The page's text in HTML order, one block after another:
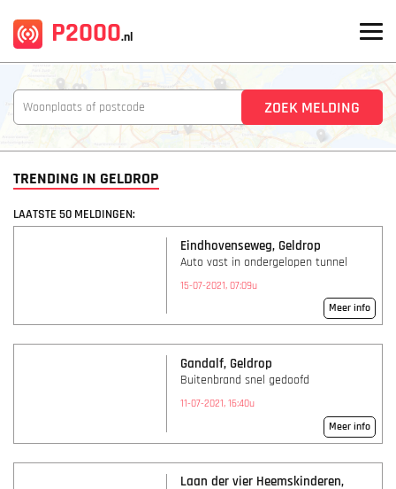
P2000.nl
TRENDING IN GELDROP
LAATSTE 50 MELDINGEN:
Eindhovenseweg, Geldrop
Auto vast in ondergelopen tunnel
15-07-2021, 07:09u
Meer info
Gandalf, Geldrop
Buitenbrand snel gedoofd
11-07-2021, 16:40u
Meer info
Laan der vier Heemskinderen,